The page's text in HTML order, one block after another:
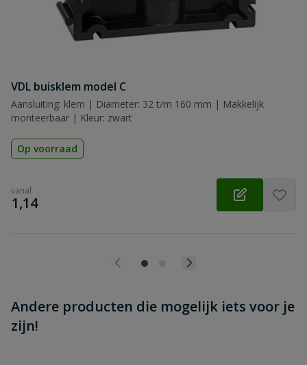
Beoordeling versturen
VDL buisklem model C
Aansluiting: klem | Diameter: 32 t/m 160 mm | Makkelijk
monteerbaar | Kleur: zwart
Op voorraad
vanaf
€
1,14
Andere producten die mogelijk iets voor je
zijn!